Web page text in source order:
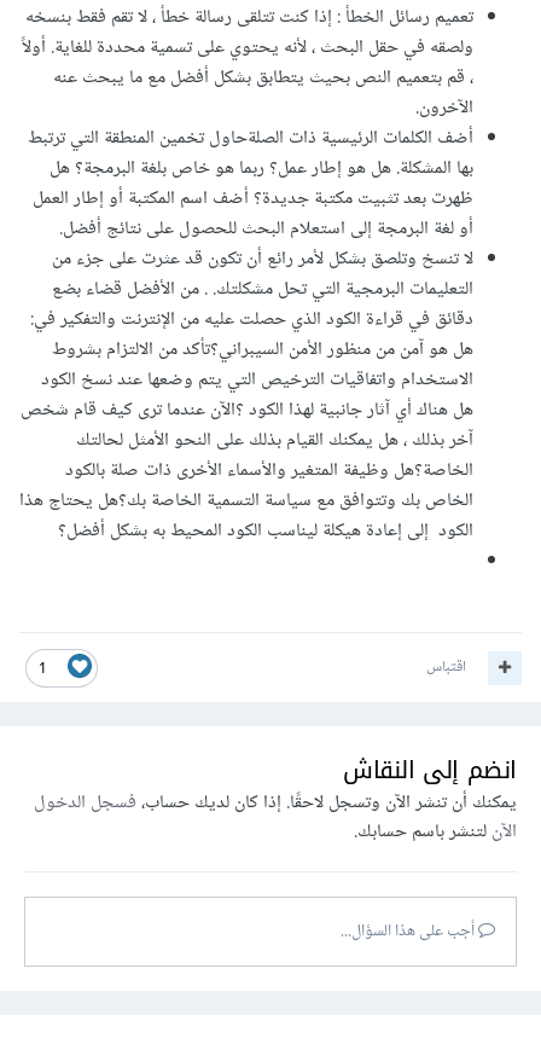
تعميم رسائل الخطأ: إذا كنت تتلقى رسالة خطأ ، لا تقم فقط بنسخه
ولصقه في حقل البحث ، لأنه يحتوي على تسمية محددة للغاية. أولاً
، قم بتعميم النص بحيث يتطابق بشكل أفضل مع ما يبحث عنه
الآخرون.
أضف الكلمات الرئيسية ذات الصلةحاول تخمين المنطقة التي ترتبط
بها المشكلة. هل هو إطار عمل؟ ربما هو خاص بلغة البرمجة؟ هل
ظهرت بعد تثبيت مكتبة جديدة؟ أضف اسم المكتبة أو إطار العمل
أو لغة البرمجة إلى استعلام البحث للحصول على نتائج أفضل.
لا تنسخ وتلصق بشكل لأمر رائع أن تكون قد عثرت على جزء من
التعليمات البرمجية التي تحل مشكلتك. . من الأفضل قضاء بضع
دقائق في قراءة الكود الذي حصلت عليه من الإنترنت والتفكير في:
هل هو آمن من منظور الأمن السيبراني؟تأكد من الالتزام بشروط
الاستخدام واتفاقيات الترخيص التي يتم وضعها عند نسخ الكود
هل هناك أي آثار جانبية لهذا الكود ؟الآن عندما ترى كيف قام شخص
آخر بذلك ، هل يمكنك القيام بذلك على النحو الأمثل لحالتك
الخاصة؟هل وظيفة المتغير والأسماء الأخرى ذات صلة بالكود
الخاص بك وتتوافق مع سياسة التسمية الخاصة بك؟هل يحتاج هذا
الكود إلى إعادة هيكلة ليناسب الكود المحيط به بشكل أفضل؟
1 اقتباس
انضم إلى النقاش
يمكنك أن تنشر الآن وتسجل لاحقًا. إذا كان لديك حساب،فسجل الدخول
الآنلتنشر باسم حسابك.
أجب على هذا السؤال...